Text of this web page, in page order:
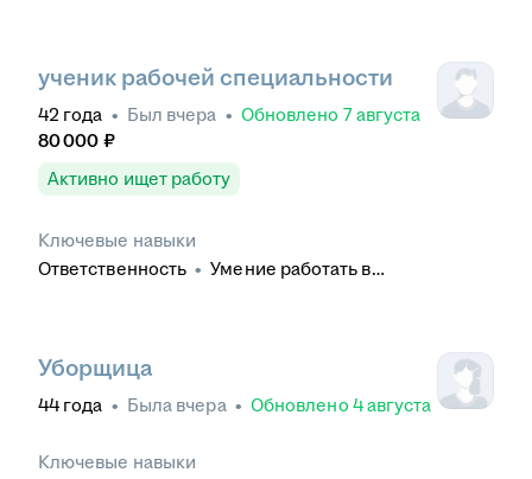
ученик рабочей специальности
42 года • Был вчера • Обновлено 7 августа
80 000 ₽
Активно ищет работу
Ключевые навыки
Ответственность • Умение работать в
Уборщица
44 года • Была вчера • Обновлено 4 августа
Ключевые навыки